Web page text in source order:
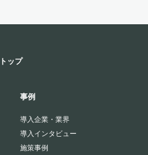
ップ
事例
導入企業・業界
導入インタビュー
施策事例